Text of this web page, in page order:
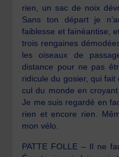
rien, un sac de noix
Sans ton départ je
faiblesse et fainéantise,
trois rengaines
les oiseaux de
distance pour ne pas
ridicule du gosier, qui
cul du monde en
Je me suis regardé en
rien et encore rien.
mon vélo.
PATTE FOLLE – Il ne